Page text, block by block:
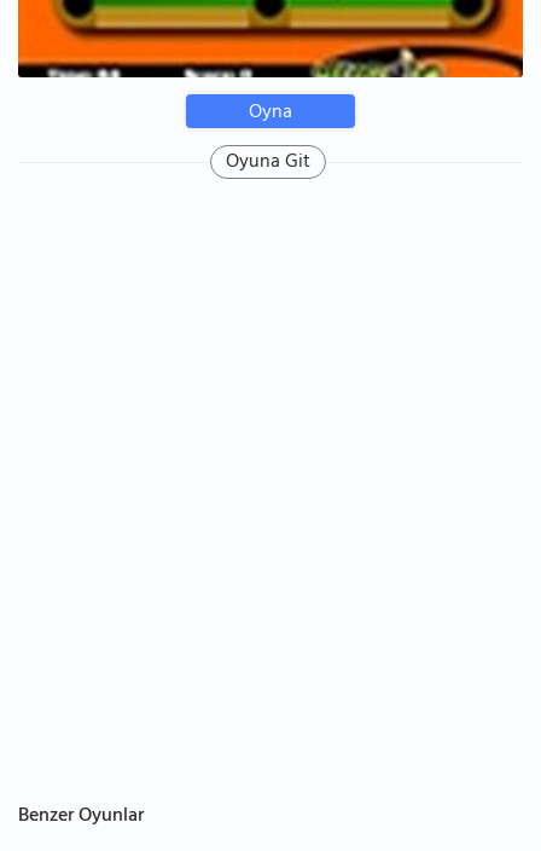
Oyna
Oyuna Git
Benzer Oyunlar